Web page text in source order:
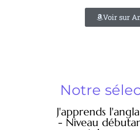
Voir sur
Notre
J'apprends
- Niveau